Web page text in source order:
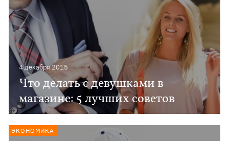
4 декабря 2015
Что делать с девушками в
магазине: 5 лучших советов
ЭКОНОМИКА